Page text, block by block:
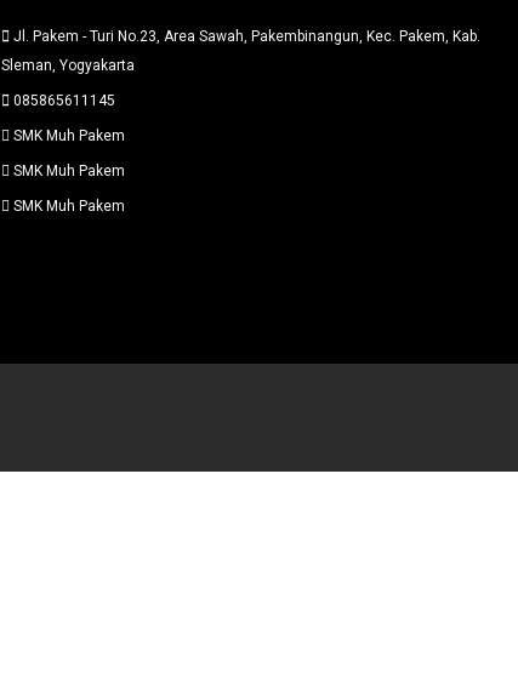
Jl. Pakem - Turi No.23, Area Sawah, Pakembinangun, Kec. Pakem, Kab.
Sleman, Yogyakarta
085865611145
SMK Muh Pakem
SMK Muh Pakem
SMK Muh Pakem